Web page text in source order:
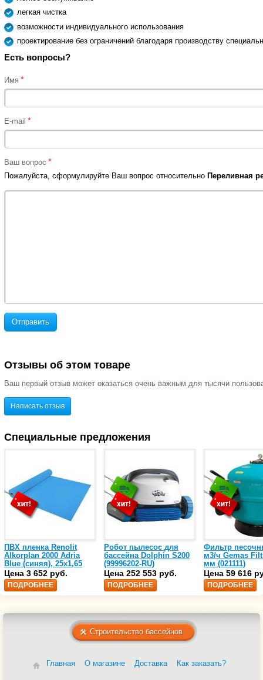
легкая чистка
возможности индивидуального использования
проектирование без ограничений благодаря производству
Есть вопросы?
Имя *
E-mail *
Ваш вопрос *
Пожалуйста, сформулируйте Ваш вопрос относительно Переливная
Отправить
Отзывы об этом товаре
Ваш первый отзыв может оказаться очень важным для тысячи
Написать отзыв
Специальные предложения
ПВХ пленка Renolit
Alkorplan 2000 Adria
Blue (синяя), 25х1,65
(35216203)
Цена 3 652 руб.
ПОДРОБНЕЕ
Робот пылесос для
бассейна Dolphin S200
(99996202-RU)
Цена 252 553 руб.
ПОДРОБНЕЕ
Фильтр
м3/ч Gemas
мм (021111)
Цена 59 616
ПОДРОБНЕЕ
Строительство бассейнов
Главная О магазине Доставка Как заказать?